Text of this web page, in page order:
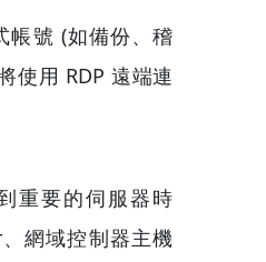
帳號 (如備份、稽
使用 RDP 遠端連
重要的伺服器時
網域控制器主機